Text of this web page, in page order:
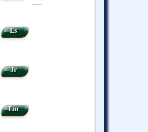
Es
Jr
Lm